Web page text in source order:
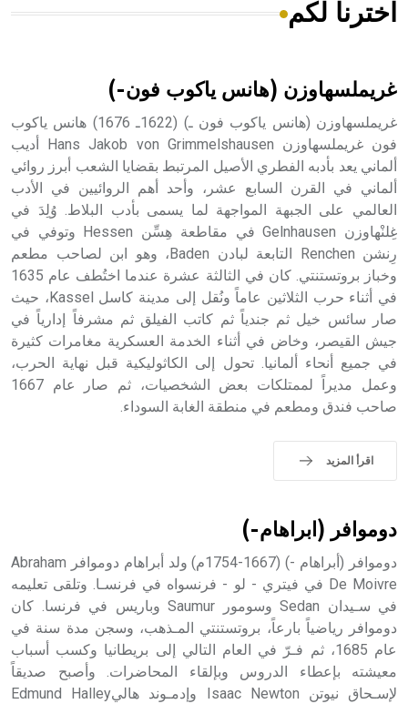
هل تعلم أن الأبسيد كلمة فرنسية اللفظ تم اعتمادها مصطلحاً
- هل تعلم أن أبجر Abgar اسم معروف جيداً يعود إلى عدد من
الملوك الذين حكموا مدينة إديسا (الرها) من أبجر الأول وحتى
التاسع، وهم ينتسبون إلى أسرة أوسروين
- هل تعلم أن الأبجدية الكنعانية تتألف من /22/ علامة كتابية
sign تكتب منفصلة غير متصلة، وتعتمد المبدأ الأكوروفوني،
حيث تقتصر القيمة الصوتية للعلامة الك
اخترنا لكم
غريملسهاوزن (هانس ياكوب فون-)
غريملسهاوزن (هانس ياكوب فون ـ) (1622ـ 1676) هانس ياكوب
فون غريملسهاوزن Hans Jakob von Grimmelshausen أديب
ألماني يعد بأدبه الفطري الأصيل المرتبط بقضايا الشعب أبرز روائي
ألماني في القرن السابع عشر، وأحد أهم الروائيين في الأدب
العالمي على الجبهة المواجهة لما يسمى بأدب البلاط. وُلِدَ في
غِلنْهاوزن Gelnhausen في مقاطعة هِسِّن Hessen وتوفي في
رِنشن Renchen التابعة لبادن Baden، وهو ابن لصاحب مطعم
وخباز بروتستنتي. كان في الثالثة عشرة عندما اختُطف عام 1635
في أثناء حرب الثلاثين عاماً ونُقل إلى مدينة كاسل Kassel، حيث
صار سائس خيل ثم جندياً ثم كاتب الفيلق ثم مشرفاً إدارياً في
جيش القيصر، وخاض في أثناء الخدمة العسكرية مغامرات كثيرة
في جميع أنحاء ألمانيا. تحول إلى الكاثوليكية قبل نهاية الحرب،
وعمل مديراً لممتلكات بعض الشخصيات، ثم صار عام 1667
صاحب فندق ومطعم في منطقة الغابة السوداء.
اقرأ المزيد
دوموافر (ابراهام-)
دوموافر (أبراهام -) (1667-1754م) ولد أبراهام دوموافر Abraham
De Moivre في فيتري - لو - فرنسواه في فرنسـا. وتلقى تعليمه
في سـيدان Sedan وسومور Saumur وباريس في فرنسا. كان
دوموافر رياضياً بارعاً، بروتستنتي المـذهب، وسجن مدة سنة في
عام 1685، ثم فـرّ في العام التالي إلى بريطانيا وكسب أسباب
معيشته بإعطاء الدروس وبإلقاء المحاضرات. وأصبح صديقاً
لإسـحاق نيوتن Isaac Newton وإدمـوند هاليEdmund Halley